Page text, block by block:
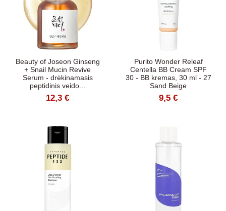
Beauty of Joseon Ginseng
+ Snail Mucin Revive
Serum - drėkinamasis
peptidinis veido...
12,3 €
Purito Wonder Releaf
Centella BB Cream SPF
30 - BB kremas, 30 ml - 27
Sand Beige
9,5 €